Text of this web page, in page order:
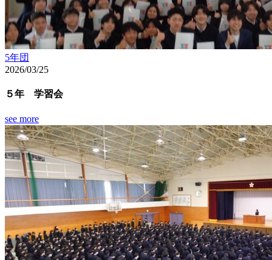
5年団
2026/03/25
５年 学習会
see more